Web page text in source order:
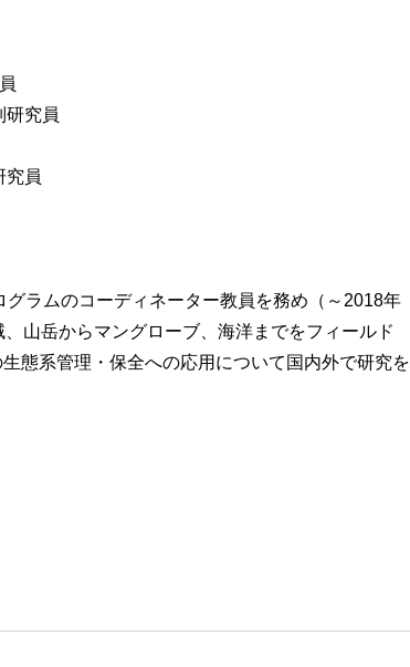
研究員
究員
ラムのコーディネーター教員を務め（～2018年
山岳からマングローブ、海洋までをフィールド
態系管理・保全への応用について国内外で研究を